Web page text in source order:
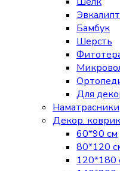
Эвкалипт
Бамбук
Шерсть
Для
Наматрасники
Декор.
60*90 см
80*120
120*180